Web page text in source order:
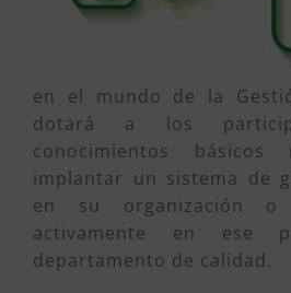
en el mundo de la
dotará a los
conocimientos básicos
implantar un sistema de
en su organización o
activamente en ese
departamento de calidad.